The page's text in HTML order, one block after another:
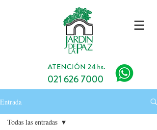
ATENCIÓN 24 hs.
021 626 7000
Entrada
Todas las entradas